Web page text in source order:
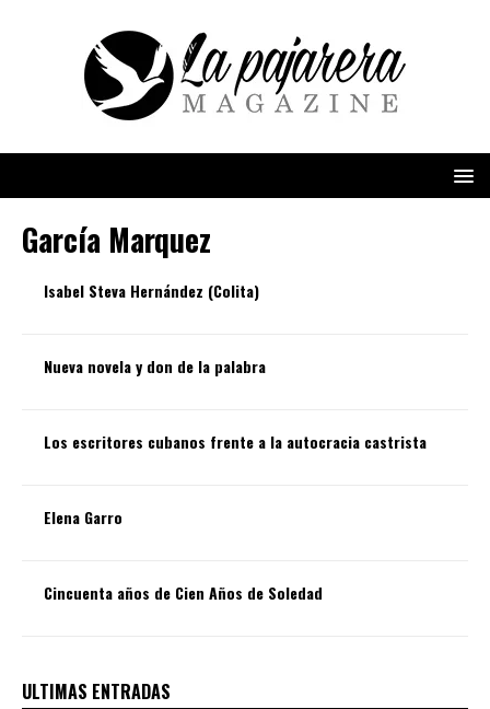
García Marquez
Isabel Steva Hernández (Colita)
Nueva novela y don de la palabra
Los escritores cubanos frente a la autocracia castrista
Elena Garro
Cincuenta años de Cien Años de Soledad
ULTIMAS ENTRADAS